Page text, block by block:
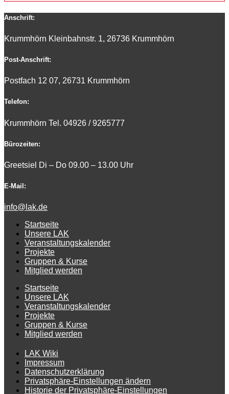
Anschrift:
Krummhörn Kleinbahnstr. 1, 26736 Krummhörn
Post-Anschrift:
Postfach 12 07, 26731 Krummhörn
Telefon:
Krummhörn Tel. 04926 / 9265777
Bürozeiten:
Greetsiel Di – Do 09.00 – 13.00 Uhr
E-Mail:
info@lak.de
Startseite
Unsere LAK
Veranstaltungskalender
Projekte
Gruppen & Kurse
Mitglied werden
Startseite
Unsere LAK
Veranstaltungskalender
Projekte
Gruppen & Kurse
Mitglied werden
LAK Wiki
Impressum
Datenschutzerklärung
Privatsphäre-Einstellungen ändern
Historie der Privatsphäre-Einstellungen